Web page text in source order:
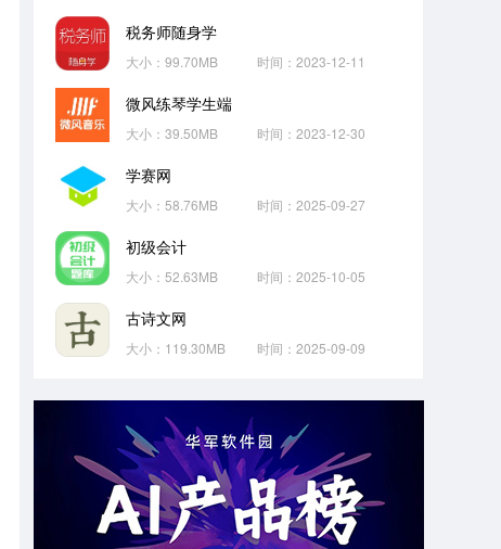
税务师随身学
大小：99.70MB 时间：2023-12-11
微风练琴学生端
大小：39.50MB 时间：2023-12-30
学赛网
大小：58.76MB 时间：2025-09-27
初级会计
大小：52.63MB 时间：2025-10-05
古诗文网
大小：119.30MB 时间：2025-09-09